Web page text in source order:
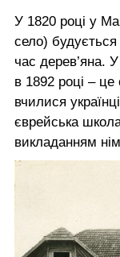
У 1820 році у
село)
час дерев’яна. У
в 1892 році –
вчилися
єврейська
викладанням